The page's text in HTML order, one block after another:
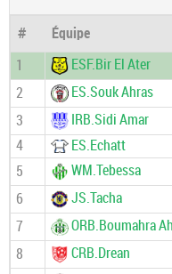
# Équipe
1
ESF.Bir El Ater
2
ES.Souk Ahras
3
IRB.Sidi Amar
4
ES.Echatt
5
WM.Tebessa
6
JS.Tacha
7
ORB.Boumahra
8
CRB.Drean